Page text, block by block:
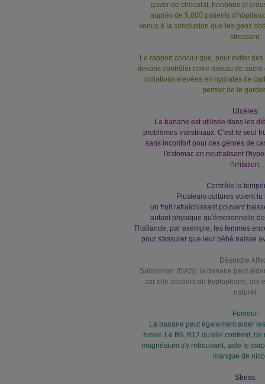
gaver de chocolat, bonbons et
auprès de 5,000 patients
venus à la conclusion que les gens
stressant.
Le rapport conclut que, pour éviter
devons contrôler notre niveau de
collations élevées en hydrates de
permet de le
Ulcères:
La banane est utilisée dans les
problèmes intestinaux. C'est le seul
sans inconfort pour ces genres de
l'estomac en neutralisant
l'irritation.
Contrôle la
Plusieurs cultures voient
un fruit rafraîchissant pouvant
autant physique qu'émotionnelle
Thaïlande, par exemple, les femmes
pour s'assurer que leur bébé naisse
Désordre
Saisonnier (DAS): la banane peut
car elle contient du tryptophane, qui
naturel.
Fumeur:
La banane peut également aider
fumer. Le B6, B12 qu'elle contient,
magnésium s'y retrouvant, aide le
manque de
Stress: